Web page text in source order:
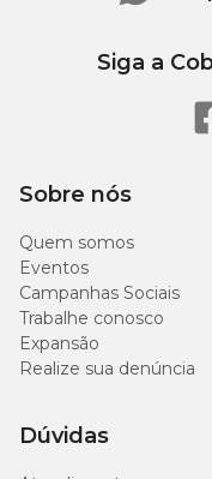
Cálcio (mín.)
Ômega 3 (mín.)
Sobre nós
Quem somos
Eventos
Campanhas Sociais
Trabalhe conosco
Expansão
Realize sua denúncia
Dúvidas
Siga a